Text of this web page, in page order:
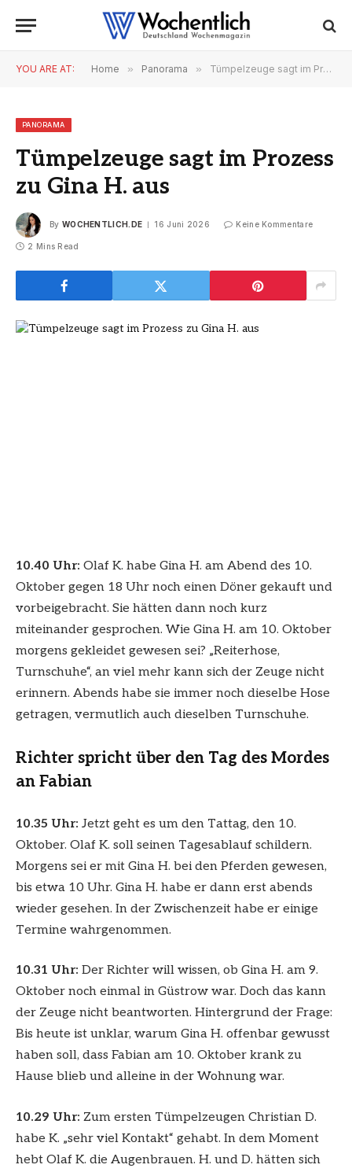
YOU ARE AT: Home » Panorama » Tümpelzeuge sagt im Prozess zu Gina H. aus
PANORAMA
Tümpelzeuge sagt im Prozess
zu Gina H. aus
By WOCHENTLICH.DE 16 Juni 2026 Keine Kommentare
2 Mins Read
10.40 Uhr: Olaf K. habe Gina H. am Abend des 10.
Oktober gegen 18 Uhr noch einen Döner gekauft und
vorbeigebracht. Sie hätten dann noch kurz
miteinander gesprochen. Wie Gina H. am 10. Oktober
morgens gekleidet gewesen sei? „Reiterhose,
Turnschuhe“, an viel mehr kann sich der Zeuge nicht
erinnern. Abends habe sie immer noch dieselbe Hose
getragen, vermutlich auch dieselben Turnschuhe.
Richter spricht über den Tag des Mordes
an Fabian
10.35 Uhr: Jetzt geht es um den Tattag, den 10.
Oktober. Olaf K. soll seinen Tagesablauf schildern.
Morgens sei er mit Gina H. bei den Pferden gewesen,
bis etwa 10 Uhr. Gina H. habe er dann erst abends
wieder gesehen. In der Zwischenzeit habe er einige
Termine wahrgenommen.
10.31 Uhr: Der Richter will wissen, ob Gina H. am 9.
Oktober noch einmal in Güstrow war. Doch das kann
der Zeuge nicht beantworten. Hintergrund der Frage:
Bis heute ist unklar, warum Gina H. offenbar gewusst
haben soll, dass Fabian am 10. Oktober krank zu
Hause blieb und alleine in der Wohnung war.
10.29 Uhr: Zum ersten Tümpelzeugen Christian D.
habe K. „sehr viel Kontakt“ gehabt. In dem Moment
hebt Olaf K. die Augenbrauen. H. und D. hätten sich